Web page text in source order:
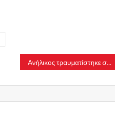
Ανήλικος τραυματίστηκε σοβαρά έπειτα από πτώση από τον μόλο στη Σκάλα Περαίας